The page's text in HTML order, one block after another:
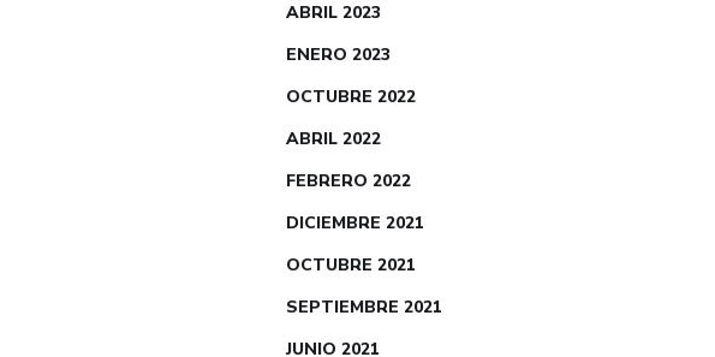
ABRIL 2023
ENERO 2023
OCTUBRE 2022
ABRIL 2022
FEBRERO 2022
DICIEMBRE 2021
OCTUBRE 2021
SEPTIEMBRE 2021
JUNIO 2021